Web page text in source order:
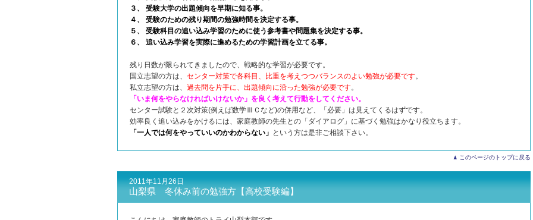
３、 受験大学の出題傾向を早期に知る事。
４、 受験のための残り期間の勉強時間を決定する事。
５、 受験科目の追い込み学習のために使う参考書や問題集を決定する事。
６、 追い込み学習を実際に進めるための学習計画を立てる事。
残り日数が限られてきましたので、戦略的な学習が必要です。
国立志望の方は、 センター対策で各科目、比重を考えつつバランスのよい勉強が必要です。
私立志望の方は、 過去問を片手に、出題傾向に沿った勉強が必要です。
「いま何をやらなければいけないか」を良く考えて行動をしてください。
センター試験と２次対策(例えば数学ⅢＣなど)の併用など、「必要」は見えてくるはずです。
効率良く追い込みをかけるには、家庭教師の先生との「ダイアログ」に基づく勉強はかなり役立ちます。
「一人では何をやっていいのかわからない」 という方は是非ご相談下さい。
このページのトップに戻る
2011年11月26日
山梨県 冬休み前の勉強方【高校受験編】